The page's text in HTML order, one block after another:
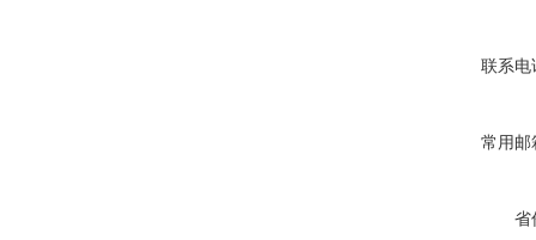
联系电
常用邮
省